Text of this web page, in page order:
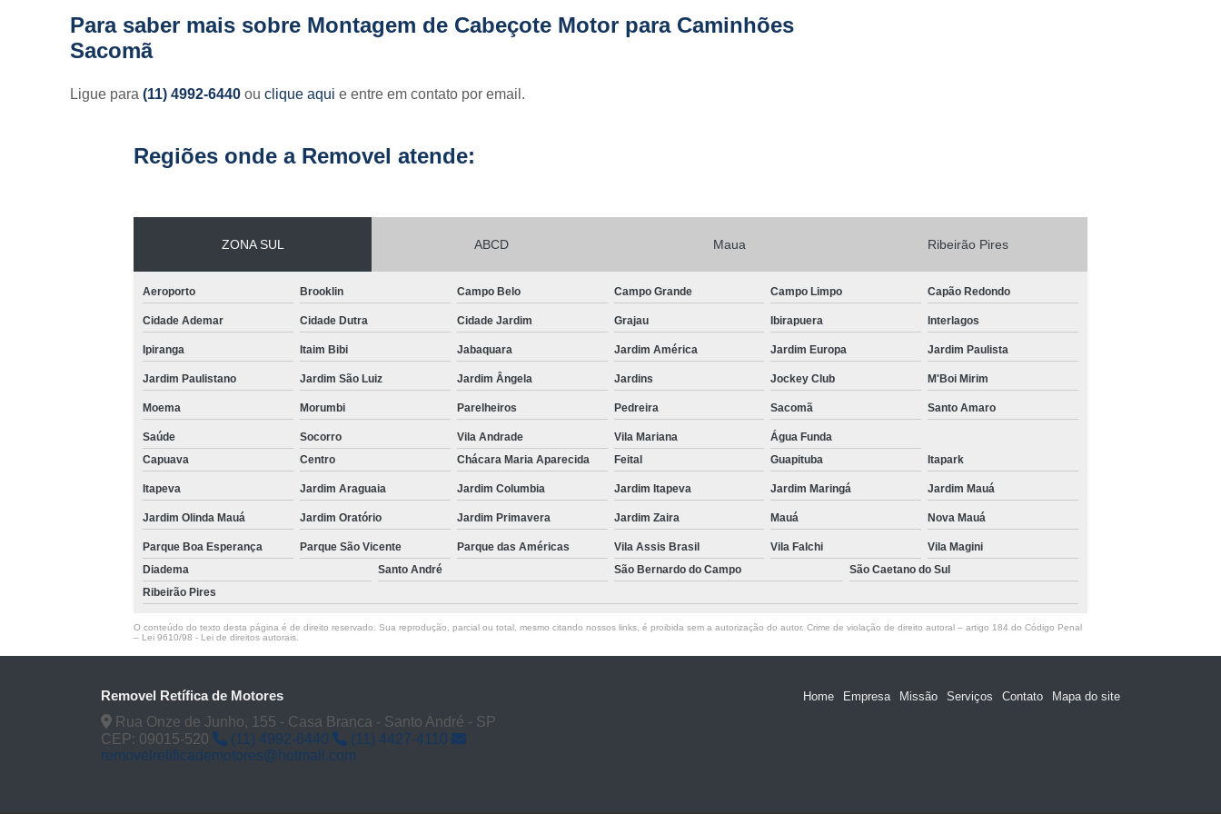
Para saber mais sobre Montagem de Cabeçote Motor para Caminhões
Sacomã
Ligue para(11) 4992-6440ouclique aqui e entre em contato por email.
Regiões onde a Removel atende:
ZONA SUL ABCD Maua Ribeirão Pires
Aeroporto Brooklin Campo Belo Campo Grande Campo Limpo Capão Redondo
Cidade Ademar Cidade Dutra Cidade Jardim Grajau Ibirapuera Interlagos
Ipiranga Itaim Bibi Jabaquara Jardim América Jardim Europa Jardim Paulista
Jardim Paulistano Jardim São Luiz Jardim Ângela Jardins Jockey Club M'Boi Mirim
Moema Morumbi Parelheiros Pedreira Sacomã Santo Amaro
Saúde Socorro Vila Andrade Vila Mariana
Água Funda
Capuava
Centro Chácara Maria Aparecida Feital Guapituba Itapark
Itapeva Jardim Araguaia Jardim Columbia Jardim Itapeva Jardim Maringá Jardim Mauá
Jardim Olinda Mauá Jardim Oratório Jardim Primavera Jardim Zaira Mauá Nova Mauá
Parque Boa Esperança Parque São Vicente Parque das Américas Vila Assis Brasil Vila Falchi
Vila Magini
Diadema
Santo André São Bernardo do Campo
São Caetano do Sul
Ribeirão Pires
O conteúdo do texto desta página é de direito reservado. Sua reprodução, parcial ou total, mesmo citando nossos links, é proibida sem a autorização do autor. Crime de violação de direito autoral – artigo 184 do Código Penal
– Lei 9610/98 - Lei de direitos autorais.
Removel Retífica de Motores
Rua Onze de Junho, 155 - Casa Branca - Santo André - SP
CEP: 09015-520
(11) 4992-6440
(11) 4427-4110
removelretificademotores@hotmail.com
Home Empresa Missão Serviços Contato Mapa do site